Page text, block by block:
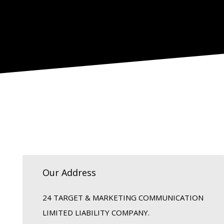
Our Address
24 TARGET & MARKETING COMMUNICATION
LIMITED LIABILITY COMPANY.